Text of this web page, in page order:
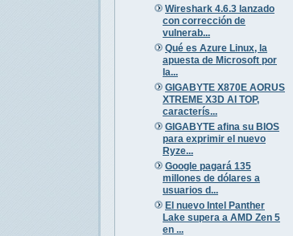
Wireshark 4.6.3 lanzado
con corrección de
vulnerab...
Qué es Azure Linux, la
apuesta de Microsoft por
la...
GIGABYTE X870E AORUS
XTREME X3D AI TOP,
caracterís...
GIGABYTE afina su BIOS
para exprimir el nuevo
Ryze...
Google pagará 135
millones de dólares a
usuarios d...
El nuevo Intel Panther
Lake supera a AMD Zen 5
en ...